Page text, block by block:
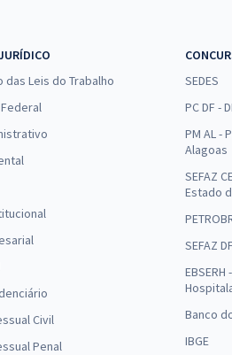
das Leis do Trabalho
Civil
Penal
SEDES
PC DF -
PM AL -
Alagoas
SEFAZ
Estado
SEFAZ DF
Banco
IBGE